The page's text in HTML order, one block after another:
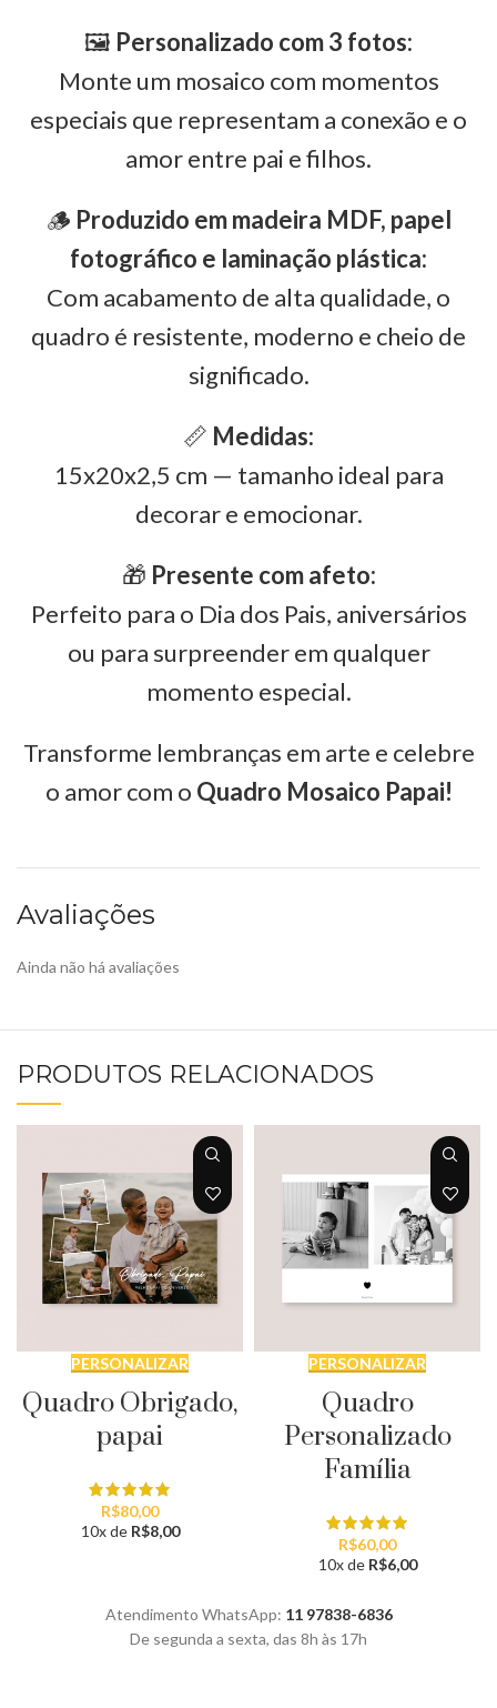
🖼️ Personalizado com 3 fotos:
Monte um mosaico com momentos
especiais que representam a conexão e o
amor entre pai e filhos.
🪵 Produzido em madeira MDF, papel
fotográfico e laminação plástica:
Com acabamento de alta qualidade, o
quadro é resistente, moderno e cheio de
significado.
📏 Medidas:
15x20x2,5 cm — tamanho ideal para
decorar e emocionar.
🎁 Presente com afeto:
Perfeito para o Dia dos Pais, aniversários
ou para surpreender em qualquer
momento especial.
Transforme lembranças em arte e celebre
o amor com o Quadro Mosaico Papai!
Avaliações
Ainda não há avaliações
PRODUTOS RELACIONADOS
PERSONALIZAR
Quadro Obrigado,
papai
R$80,00
10x de R$8,00
PERSONALIZAR
Quadro
Personalizado
Família
R$60,00
10x de R$6,00
Atendimento WhatsApp: 11 97838-6836
De segunda a sexta, das 8h às 17h